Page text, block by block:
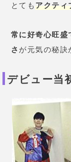
とても アクティ
常に好奇心旺盛
さ が元気の秘訣
デビュー当